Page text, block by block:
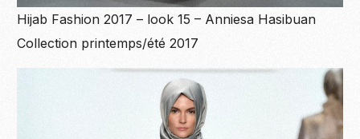
Hijab Fashion 2017 – look 15 – Anniesa Hasibuan
Collection printemps/été 2017